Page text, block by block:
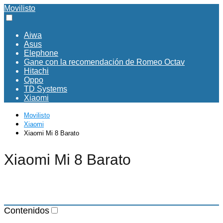
Movilisto
Aiwa
Asus
Elephone
Gane con la recomendación de Romeo Octav
Hitachi
Oppo
TD Systems
Xiaomi
Movilisto
Xiaomi
Xiaomi Mi 8 Barato
Xiaomi Mi 8 Barato
Contenidos